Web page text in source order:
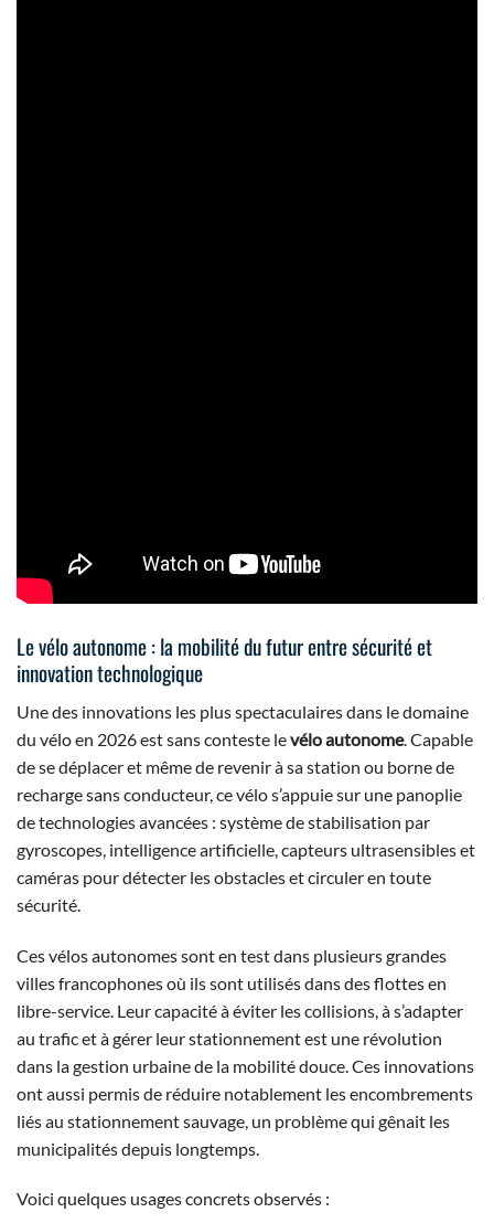
Le vélo autonome : la mobilité du futur entre sécurité et
innovation technologique
Une des innovations les plus spectaculaires dans le domaine
du vélo en 2026 est sans conteste levélo autonome. Capable
de se déplacer et même de revenir à sa station ou borne de
recharge sans conducteur, ce vélo s’appuie sur une panoplie
de technologies avancées : système de stabilisation par
gyroscopes, intelligence artificielle, capteurs ultrasensibles et
caméras pour détecter les obstacles et circuler en toute
sécurité.
Ces vélos autonomes sont en test dans plusieurs grandes
villes francophones où ils sont utilisés dans des flottes en
libre-service. Leur capacité à éviter les collisions, à s’adapter
au trafic et à gérer leur stationnement est une révolution
dans la gestion urbaine de la mobilité douce. Ces innovations
ont aussi permis de réduire notablement les encombrements
liés au stationnement sauvage, un problème qui gênait les
municipalités depuis longtemps.
Voici quelques usages concrets observés :